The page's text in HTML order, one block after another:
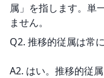
属」を指します。単
ません。
Q2. 推移的従属は常
A2. はい。推移的従